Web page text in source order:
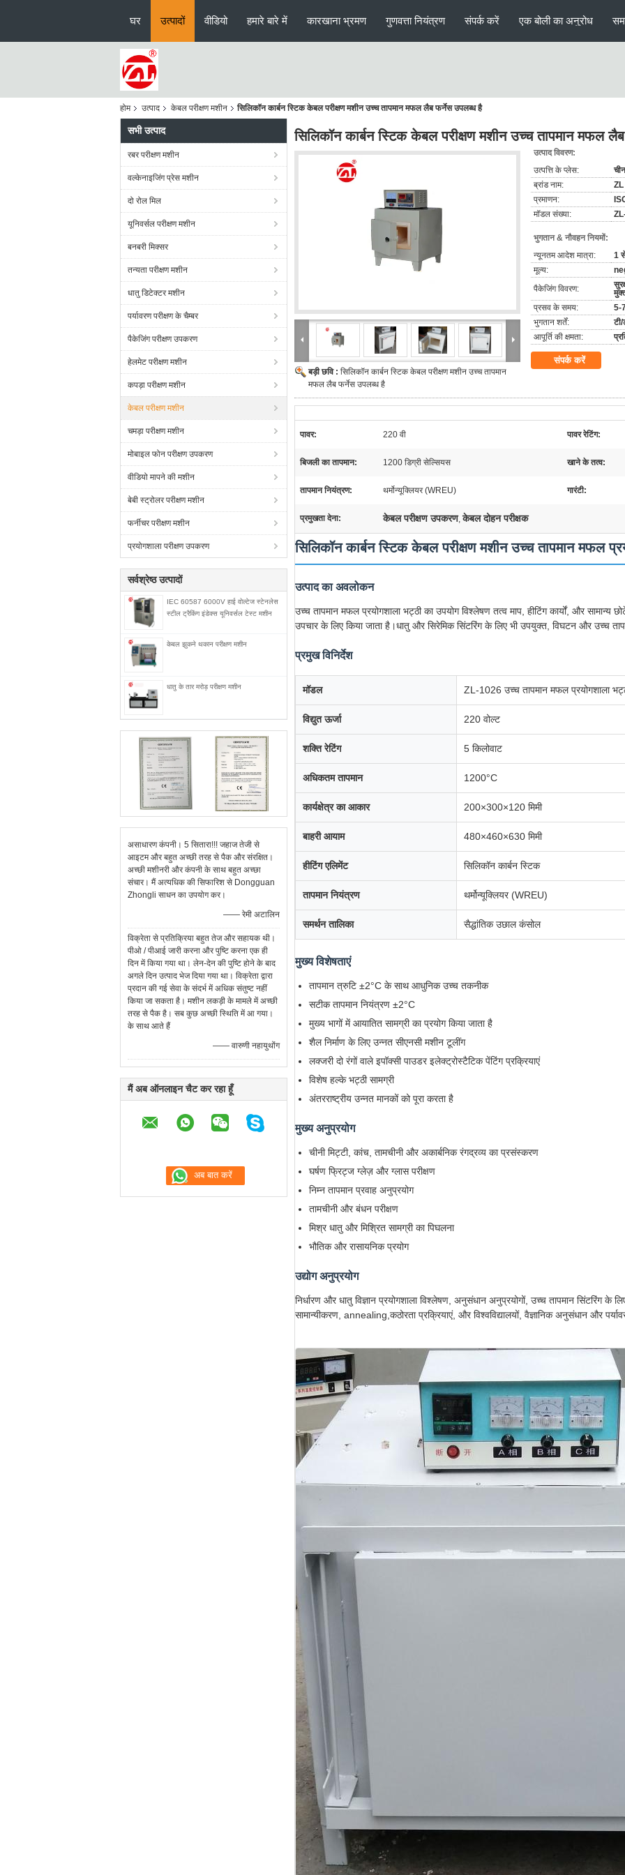
घर उत्पादों वीडियो हमारे बारे में कारखाना भ्रमण गुणवत्ता नियंत्रण संपर्क करें एक बोली का अनुरोध
होम उत्पाद केबल परीक्षण मशीन सिलिकॉन कार्बन स्टिक केबल परीक्षण मशीन उच्च तापमान मफल लैब फर्नेस उपलब्ध है
सभी उत्पाद
रबर परीक्षण मशीन
वल्केनाइजिंग प्रेस मशीन
दो रोल मिल
यूनिवर्सल परीक्षण मशीन
बनबरी मिक्सर
तन्यता परीक्षण मशीन
धातु डिटेक्टर मशीन
पर्यावरण परीक्षण के चैम्बर
पैकेजिंग परीक्षण उपकरण
हेलमेट परीक्षण मशीन
कपड़ा परीक्षण मशीन
केबल परीक्षण मशीन
चमड़ा परीक्षण मशीन
मोबाइल फोन परीक्षण उपकरण
वीडियो मापने की मशीन
बेबी स्ट्रोलर परीक्षण मशीन
फर्नीचर परीक्षण मशीन
प्रयोगशाला परीक्षण उपकरण
सर्वश्रेष्ठ उत्पादों
IEC 60587 6000V हाई वोल्टेज स्टेनलेस
स्टील ट्रैकिंग इंडेक्स यूनिवर्सल टेस्ट मशीन
केबल झुकने थकान परीक्षण मशीन
धातु के तार मरोड़ परीक्षण मशीन
असाधारण कंपनी। 5 सितारा!!! जहाज तेजी से
आइटम और बहुत अच्छी तरह से पैक और संरक्षित।
अच्छी मशीनरी और कंपनी के साथ बहुत अच्छा
संचार। मैं अत्यधिक की सिफारिश से Dongguan
Zhongli साधन का उपयोग कर।
—— रेमी अटालिन
विक्रेता से प्रतिक्रिया बहुत तेज और सहायक थी।
पीओ / पीआई जारी करना और पुष्टि करना एक ही
दिन में किया गया था। लेन-देन की पुष्टि होने के बाद
अगले दिन उत्पाद भेज दिया गया था। विक्रेता द्वारा
प्रदान की गई सेवा के संदर्भ में अधिक संतुष्ट नहीं
किया जा सकता है। मशीन लकड़ी के मामले में अच्छी
तरह से पैक है। सब कुछ अच्छी स्थिति में आ गया।
के साथ आते हैं
—— वारुणी नहायुथोंग
मैं अब ऑनलाइन चैट कर रहा हूँ
सिलिकॉन कार्बन स्टिक केबल परीक्षण मशीन उच्च तापमान मफल
बड़ी छवि : सिलिकॉन कार्बन स्टिक केबल परीक्षण मशीन उच्च तापमान
मफल लैब फर्नेस उपलब्ध है
उत्पाद विवरण:
उत्पत्ति के प्लेस:
चीन
ब्रांड नाम:
ZL
प्रमाणन:
मॉडल संख्या:
भुगतान & नौवहन नियमों:
न्यूनतम आदेश मात्रा:
1
मूल्य:
पैकेजिंग विवरण:
प्रसव के समय:
5-
भुगतान शर्तें:
आपूर्ति की क्षमता:
संपर्क करें
पावर: 220 वी पावर रेटिंग:
बिजली का तापमान: 1200 डिग्री सेल्सियस खाने के तत्व:
तापमान नियंत्रण: थर्मोन्यूक्लियर (WREU) गारंटी:
प्रमुखता देना: केबल परीक्षण उपकरण,केबल दोहन परीक्षक
सिलिकॉन कार्बन स्टिक केबल परीक्षण मशीन उच्च तापमान मफल
उत्पाद का अवलोकन
उच्च तापमान मफल प्रयोगशाला भट्ठी का उपयोग विश्लेषण तत्व माप, हीटिंग कार्यों, और सामान्य
उपचार के लिए किया जाता है।धातु और सिरेमिक सिंटरिंग के लिए भी उपयुक्त, विघटन और उच्च
प्रमुख विनिर्देश
मॉडल ZL-1026 उच्च तापमान मफल प्रयोगशाला
विद्युत ऊर्जा 220 वोल्ट
शक्ति रेटिंग 5 किलोवाट
अधिकतम तापमान 1200°C
कार्यक्षेत्र का आकार 200×300×120 मिमी
बाहरी आयाम 480×460×630 मिमी
हीटिंग एलिमेंट सिलिकॉन कार्बन स्टिक
तापमान नियंत्रण थर्मोन्यूक्लियर (WREU)
समर्थन तालिका सैद्धांतिक उछाल कंसोल
मुख्य विशेषताएं
तापमान त्रुटि ±2°C के साथ आधुनिक उच्च तकनीक
सटीक तापमान नियंत्रण ±2°C
मुख्य भागों में आयातित सामग्री का प्रयोग किया जाता है
शैल निर्माण के लिए उन्नत सीएनसी मशीन टूलींग
लक्जरी दो रंगों वाले इपॉक्सी पाउडर इलेक्ट्रोस्टैटिक पेंटिंग प्रक्रियाएं
विशेष हल्के भट्ठी सामग्री
अंतरराष्ट्रीय उन्नत मानकों को पूरा करता है
मुख्य अनुप्रयोग
चीनी मिट्टी, कांच, तामचीनी और अकार्बनिक रंगद्रव्य का प्रसंस्करण
घर्षण फ्रिट्ज ग्लेज़ और ग्लास परीक्षण
निम्न तापमान प्रवाह अनुप्रयोग
तामचीनी और बंधन परीक्षण
मिश्र धातु और मिश्रित सामग्री का पिघलना
भौतिक और रासायनिक प्रयोग
उद्योग अनुप्रयोग
निर्धारण और धातु विज्ञान प्रयोगशाला विश्लेषण, अनुसंधान अनुप्रयोगों, उच्च तापमान सिंटरिंग
सामान्यीकरण, annealing,कठोरता प्रक्रियाएं, और विश्वविद्यालयों, वैज्ञानिक अनुसंधान और